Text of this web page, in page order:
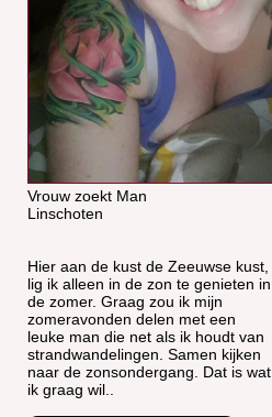
Vrouw zoekt Man
Linschoten
Hier aan de kust de Zeeuwse kust,
lig ik alleen in de zon te genieten in
de zomer. Graag zou ik mijn
zomeravonden delen met een
leuke man die net als ik houdt van
strandwandelingen. Samen kijken
naar de zonsondergang. Dat is wat
ik graag wil..